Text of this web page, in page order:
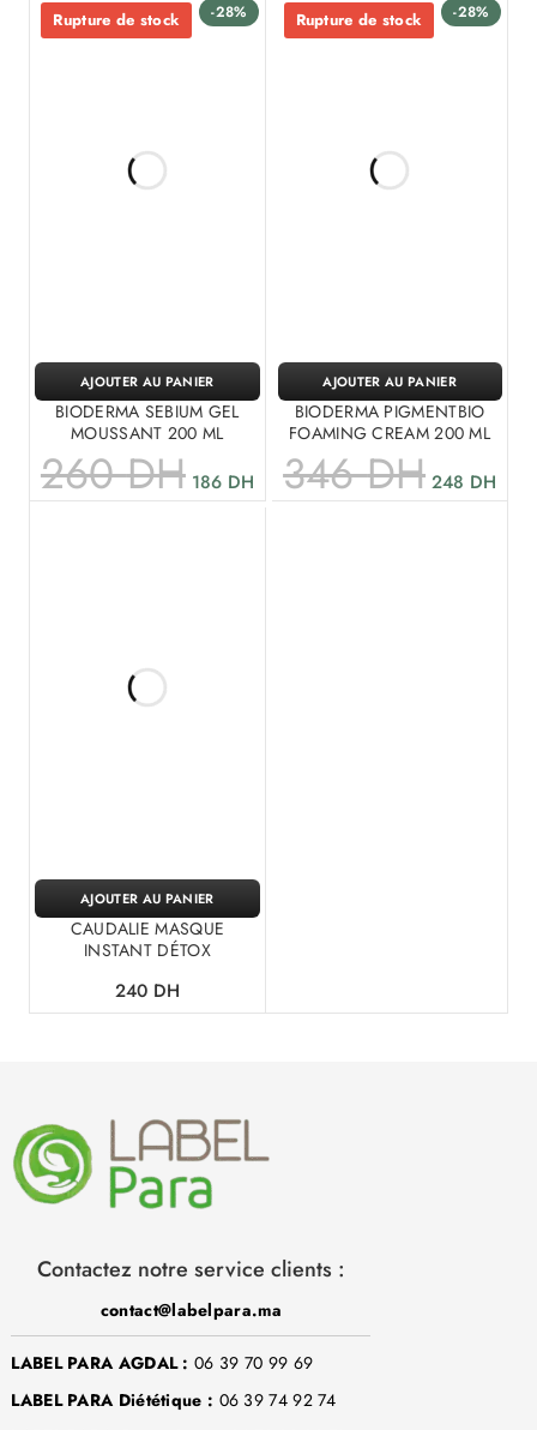
-28%
Rupture de stock
BIODERMA SEBIUM GEL
MOUSSANT 200 ML
260DH 186 DH
AJOUTER AU PANIER
-28%
Rupture de stock
BIODERMA PIGMENTBIO
FOAMING CREAM 200 ML
346DH 248 DH
AJOUTER AU PANIER
CAUDALIE MASQUE
INSTANT DÉTOX
240 DH
AJOUTER AU PANIER
Contactez notre service clients :
contact@labelpara.ma
LABEL PARA AGDAL : 06 39 70 99 69
LABEL PARA Diététique : 06 39 74 92 74